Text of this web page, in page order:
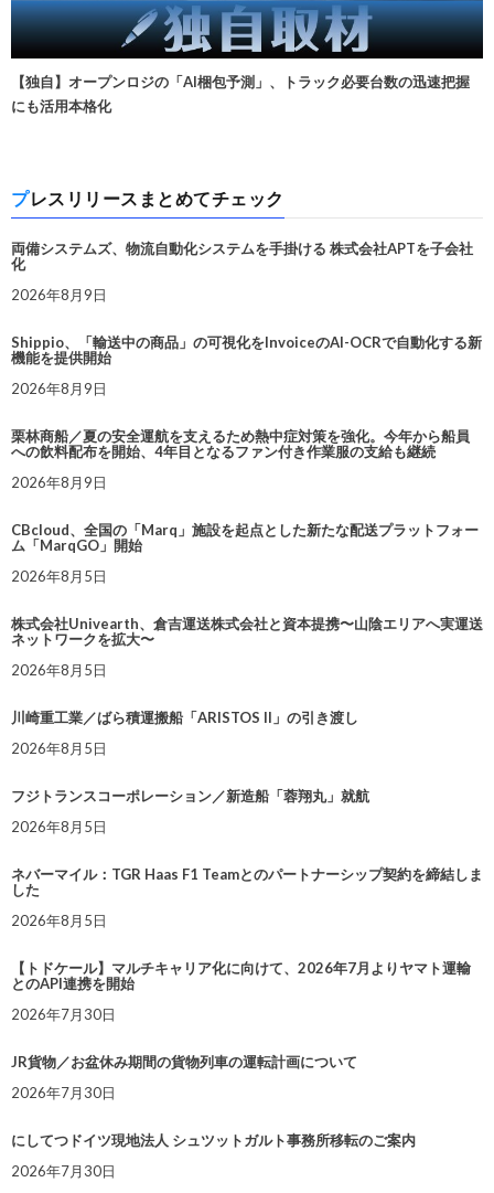
【独自】オープンロジの「AI梱包予測」、トラック必要台数の迅速把握
にも活用本格化
プレスリリースまとめてチェック
両備システムズ、物流自動化システムを手掛ける 株式会社APTを子会社
化
2026年8月9日
Shippio、「輸送中の商品」の可視化をInvoiceのAI-OCRで自動化する新
機能を提供開始
2026年8月9日
栗林商船／夏の安全運航を支えるため熱中症対策を強化。今年から船員
への飲料配布を開始、4年目となるファン付き作業服の支給も継続
2026年8月9日
CBcloud、全国の「Marq」施設を起点とした新たな配送プラットフォー
ム「MarqGO」開始
2026年8月5日
株式会社Univearth、倉吉運送株式会社と資本提携〜山陰エリアへ実運送
ネットワークを拡大〜
2026年8月5日
川崎重工業／ばら積運搬船「ARISTOS II」の引き渡し
2026年8月5日
フジトランスコーポレーション／新造船「蓉翔丸」就航
2026年8月5日
ネバーマイル：TGR Haas F1 Teamとのパートナーシップ契約を締結しま
した
2026年8月5日
【トドケール】マルチキャリア化に向けて、2026年7月よりヤマト運輸
とのAPI連携を開始
2026年7月30日
JR貨物／お盆休み期間の貨物列車の運転計画について
2026年7月30日
にしてつドイツ現地法人 シュツットガルト事務所移転のご案内
2026年7月30日